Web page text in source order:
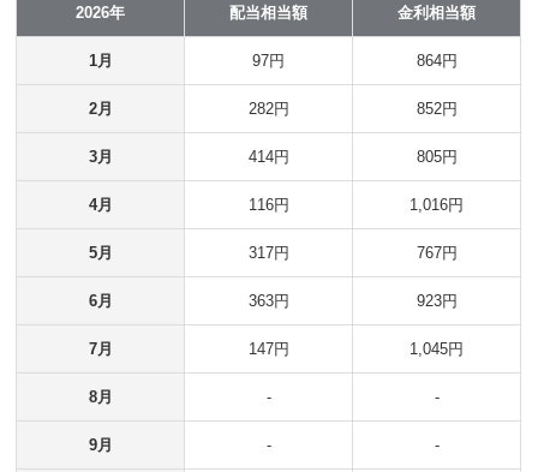
2026年 配当相当額 金利相当額
1月 97円 864円
2月 282円 852円
3月 414円 805円
4月 116円 1,016円
5月 317円 767円
6月 363円 923円
7月 147円 1,045円
8月 - -
9月 - -